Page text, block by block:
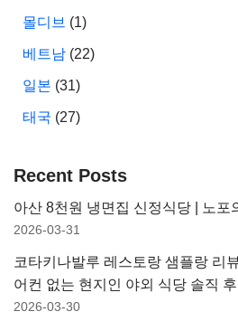
몰디브 (1)
베트남 (22)
일본 (31)
태국 (27)
Recent Posts
아산 8천원 냉면집 신정식당 | 노포
2026-03-31
코타키나발루 레스토랑 샘플랑 리
어컨 없는 현지인 야외 식당 솔직 후
2026-03-30